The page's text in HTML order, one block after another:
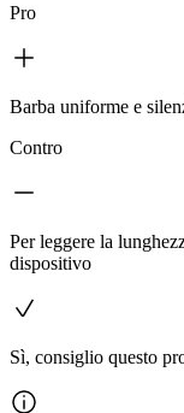
Pro
Barba uniforme e
Contro
Per leggere la
dispositivo
Sì, consiglio questo